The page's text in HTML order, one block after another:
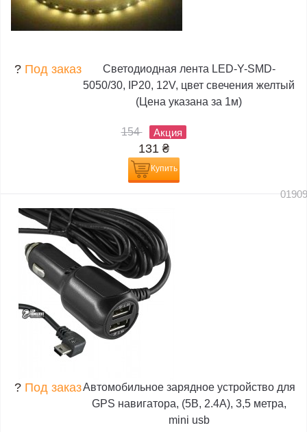
? Под заказ
Светодиодная лента LED-Y-SMD-
5050/30, IP20, 12V, цвет свечения желтый
(Цена указана за 1м)
154 Акция
131 ₴
Купить
? Под заказАвтомобильное зарядное устройство для
GPS навигатора, (5В, 2.4А), 3,5 метра,
mini usb